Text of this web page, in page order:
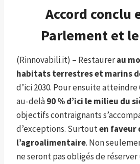
Accord conclu
Parlement et
(Rinnovabili.it) – Restaurerau
habitats terrestres et marins
d’ici 2030. Pour ensuite atteindre
au-delà90 % d’ici le milieu du
objectifs contraignants
d’exceptions. Surtouten faveur
l’agroalimentaire. Non
ne seront pas obligés de